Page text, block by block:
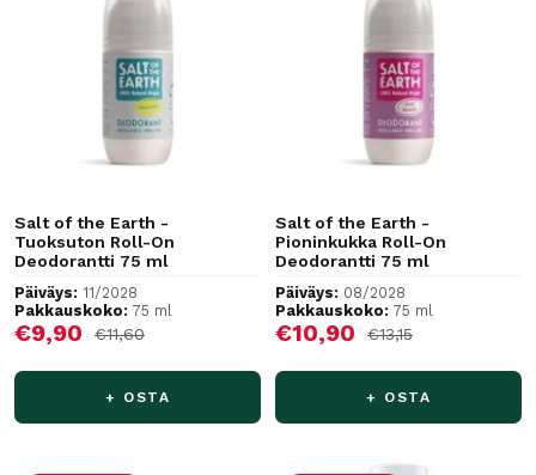
Salt of the Earth -
Tuoksuton Roll-On
Deodorantti 75 ml
Päiväys: 11/2028
Pakkauskoko: 75 ml
Alennushinta
€9,90 Normaalihinta
€11,60
+ OSTA
Salt of the Earth -
Pioninkukka Roll-On
Deodorantti 75 ml
Päiväys: 08/2028
Pakkauskoko: 75 ml
Alennushinta
€10,90 Normaalihinta
€13,15
+ OSTA